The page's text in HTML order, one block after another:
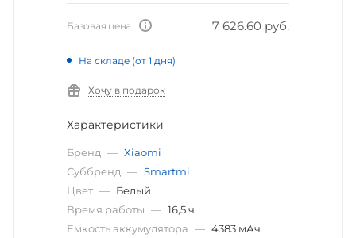
Базовая цена 7 626.60 руб.
На складе (от 1 дня)
Хочу в подарок
Характеристики
Бренд — Xiaomi
Суббренд — Smartmi
Цвет — Белый
Время работы — 16,5 ч
Емкость аккумулятора — 4383 мАч